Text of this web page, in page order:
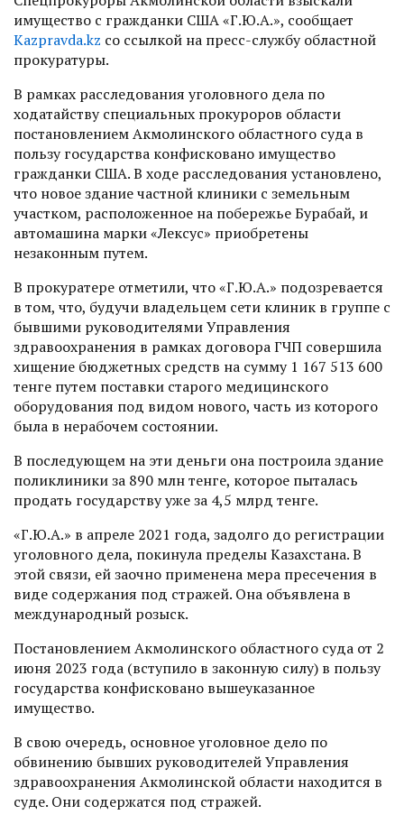
имущество с гражданки США «Г.Ю.А.», сообщает
Kazpravda.kz со ссылкой на пресс-службу областной
прокуратуры.
В рамках расследования уголовного дела по
ходатайству специальных прокуроров области
постановлением Акмолинского областного суда в
пользу государства конфисковано имущество
гражданки США. В ходе расследования установлено,
что новое здание частной клиники с земельным
участком, расположенное на побережье Бурабай, и
автомашина марки «Лексус» приобретены
незаконным путем.
В прокуратере отметили, что «Г.Ю.А.» подозревается
в том, что, будучи владельцем сети клиник в группе с
бывшими руководителями Управления
здравоохранения в рамках договора ГЧП совершила
хищение бюджетных средств на сумму 1 167 513 600
тенге путем поставки старого медицинского
оборудования под видом нового, часть из которого
была в нерабочем состоянии.
В последующем на эти деньги она построила здание
поликлиники за 890 млн тенге, которое пыталась
продать государству уже за 4,5 млрд тенге.
«Г.Ю.А.» в апреле 2021 года, задолго до регистрации
уголовного дела, покинула пределы Казахстана. В
этой связи, ей заочно применена мера пресечения в
виде содержания под стражей. Она объявлена в
международный розыск.
Постановлением Акмолинского областного суда от 2
июня 2023 года (вступило в законную силу) в пользу
государства конфисковано вышеуказанное
имущество.
В свою очередь, основное уголовное дело по
обвинению бывших руководителей Управления
здравоохранения Акмолинской области находится в
суде. Они содержатся под стражей.